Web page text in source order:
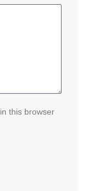
this browser